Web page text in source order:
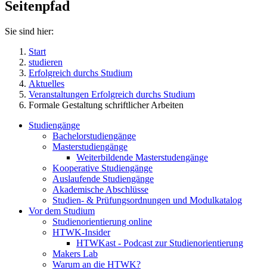
Seitenpfad
Sie sind hier:
Start
studieren
Erfolgreich durchs Studium
Aktuelles
Veranstaltungen Erfolgreich durchs Studium
Formale Gestaltung schriftlicher Arbeiten
Studiengänge
Bachelorstudiengänge
Masterstudiengänge
Weiterbildende Masterstudengänge
Kooperative Studiengänge
Auslaufende Studiengänge
Akademische Abschlüsse
Studien- & Prüfungsordnungen und Modulkatalog
Vor dem Studium
Studienorientierung online
HTWK-Insider
HTWKast - Podcast zur Studienorientierung
Makers Lab
Warum an die HTWK?